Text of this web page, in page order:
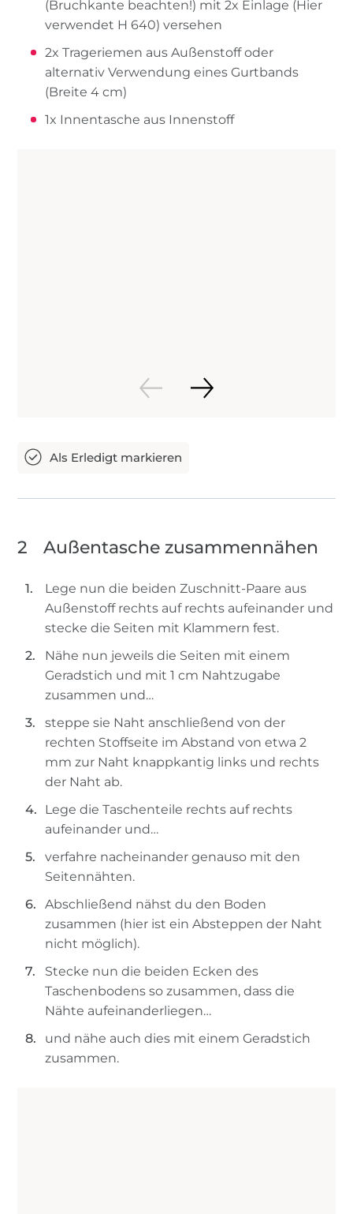
(Bruchkante beachten!) mit 2x Einlage (Hier
verwendet H 640) versehen
2x Trageriemen aus Außenstoff oder
alternativ Verwendung eines Gurtbands
(Breite 4 cm)
1x Innentasche aus Innenstoff
2 Außentasche zusammennähen
Lege nun die beiden Zuschnitt-Paare aus
Außenstoff rechts auf rechts aufeinander und
stecke die Seiten mit Klammern fest.
Nähe nun jeweils die Seiten mit einem
Geradstich und mit 1 cm Nahtzugabe
zusammen und…
steppe sie Naht anschließend von der
rechten Stoffseite im Abstand von etwa 2
mm zur Naht knappkantig links und rechts
der Naht ab.
Lege die Taschenteile rechts auf rechts
aufeinander und…
verfahre nacheinander genauso mit den
Seitennähten.
Abschließend nähst du den Boden
zusammen (hier ist ein Absteppen der Naht
nicht möglich).
Stecke nun die beiden Ecken des
Taschenbodens so zusammen, dass die
Nähte aufeinanderliegen…
und nähe auch dies mit einem Geradstich
zusammen.